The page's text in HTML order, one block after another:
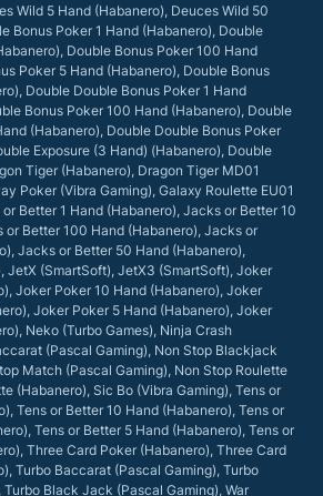
Wild 5 Hand (Habanero), Deuces Wild 50
Bonus Poker 1 Hand (Habanero), Double
Double Bonus Poker 100 Hand
Poker 5 Hand (Habanero), Double Bonus
Double Double Bonus Poker 1 Hand
Bonus Poker 100 Hand (Habanero), Double
(Habanero), Double Double Bonus Poker
Exposure (3 Hand) (Habanero), Double
Tiger (Habanero), Dragon Tiger MD01
Poker (Vibra Gaming), Galaxy Roulette EU01
Better 1 Hand (Habanero), Jacks or Better 10
or Better 100 Hand (Habanero), Jacks or
Jacks or Better 50 Hand (Habanero),
JetX (SmartSoft), JetX3 (SmartSoft), Joker
Joker Poker 10 Hand (Habanero), Joker
Joker Poker 5 Hand (Habanero), Joker
Neko (Turbo Games), Ninja Crash
(Pascal Gaming), Non Stop Blackjack
Match (Pascal Gaming), Non Stop Roulette
(Habanero), Sic Bo (Vibra Gaming), Tens or
Tens or Better 10 Hand (Habanero), Tens or
Tens or Better 5 Hand (Habanero), Tens or
Three Card Poker (Habanero), Three Card
Turbo Baccarat (Pascal Gaming), Turbo
Black Jack (Pascal Gaming), War